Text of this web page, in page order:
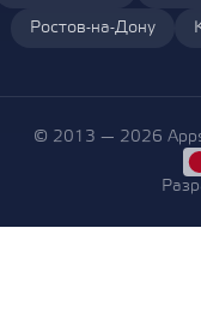
Ростов-на-Дону
© 2013 — 2026